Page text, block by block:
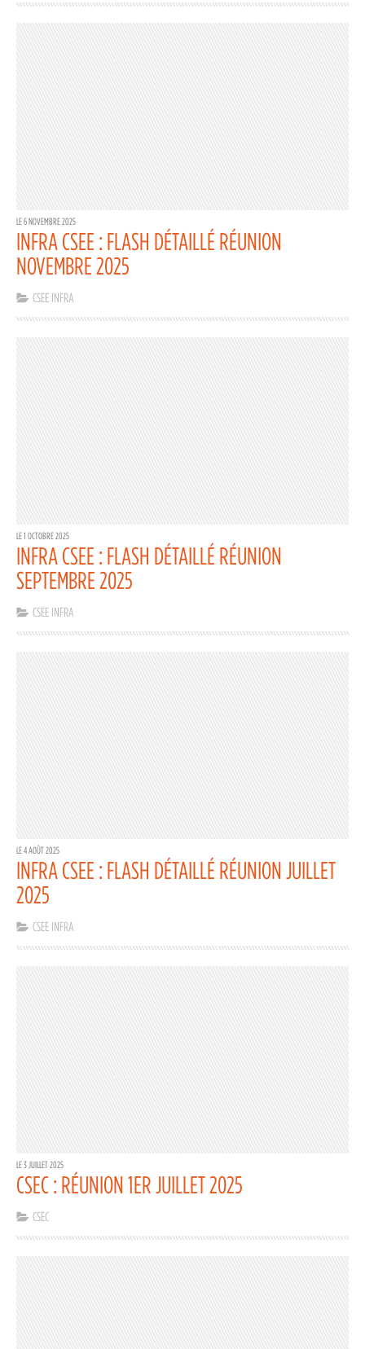
LE 6 NOVEMBRE 2025
INFRA CSEE : FLASH DÉTAILLÉ RÉUNION
NOVEMBRE 2025
CSEE INFRA
LE 1 OCTOBRE 2025
INFRA CSEE : FLASH DÉTAILLÉ RÉUNION
SEPTEMBRE 2025
CSEE INFRA
LE 4 AOÛT 2025
INFRA CSEE : FLASH DÉTAILLÉ RÉUNION JUILLET
2025
CSEE INFRA
LE 3 JUILLET 2025
CSEC : RÉUNION 1ER JUILLET 2025
CSEC